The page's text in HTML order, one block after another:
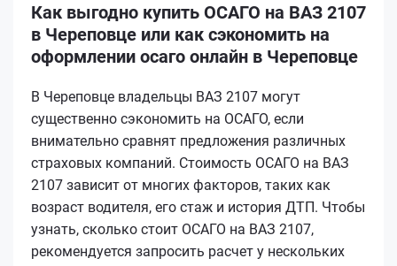
Как выгодно купить ОСАГО на ВАЗ 2107
в Череповце или как сэкономить на
оформлении осаго онлайн в Череповце
В Череповце владельцы ВАЗ 2107 могут
существенно сэкономить на ОСАГО, если
внимательно сравнят предложения различных
страховых компаний. Стоимость ОСАГО на ВАЗ
2107 зависит от многих факторов, таких как
возраст водителя, его стаж и история ДТП. Чтобы
узнать, сколько стоит ОСАГО на ВАЗ 2107,
рекомендуется запросить расчет у нескольких